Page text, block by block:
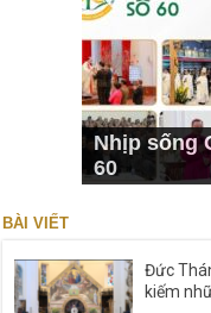
Nhịp sống
60
BÀI VIẾT
Đức
kiếm